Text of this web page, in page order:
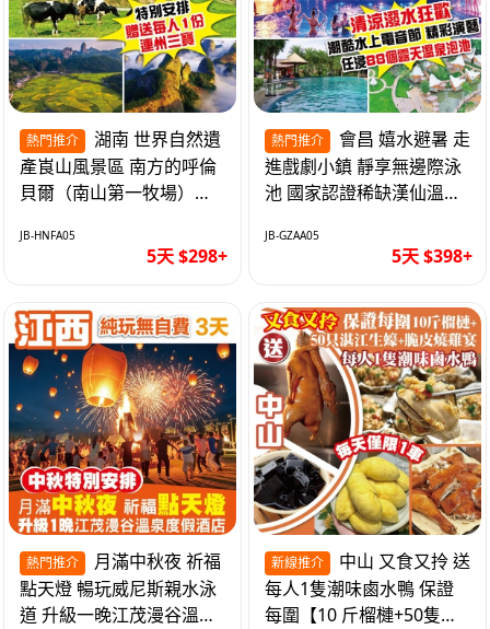
熱門推介
產崀山風景區 南方的呼倫
貝爾（南山第一牧場）夜
巴士5天
JB-HNFA05
5天 $298+
熱門推介
進戲劇小鎮 靜享無邊際泳
池 國家認證稀缺漢仙溫泉
天
JB-GZAA05
5天 $398+
熱門推介
點天燈 暢玩威尼斯親水泳
道 升級一晚江茂漫谷溫泉
新線推介
每人1隻潮味鹵水鴨 保證
每圍【10 斤榴槤+50隻湛